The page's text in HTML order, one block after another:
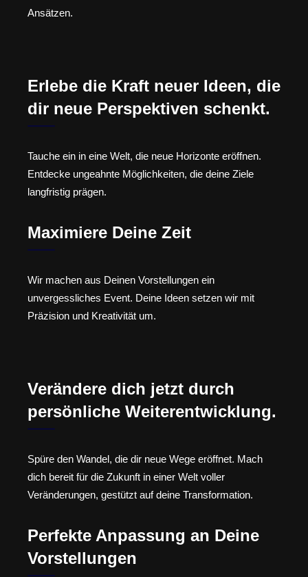
Ansätzen.
Erlebe die Kraft neuer Ideen, die
dir neue Perspektiven schenkt.
Tauche ein in eine Welt, die neue Horizonte eröffnen.
Entdecke ungeahnte Möglichkeiten, die deine Ziele
langfristig prägen.
Maximiere Deine Zeit
Wir machen aus Deinen Vorstellungen ein
unvergessliches Event. Deine Ideen setzen wir mit
Präzision und Kreativität um.
Verändere dich jetzt durch
persönliche Weiterentwicklung.
Spüre den Wandel, die dir neue Wege eröffnet. Mach
dich bereit für die Zukunft in einer Welt voller
Veränderungen, gestützt auf deine Transformation.
Perfekte Anpassung an Deine
Vorstellungen